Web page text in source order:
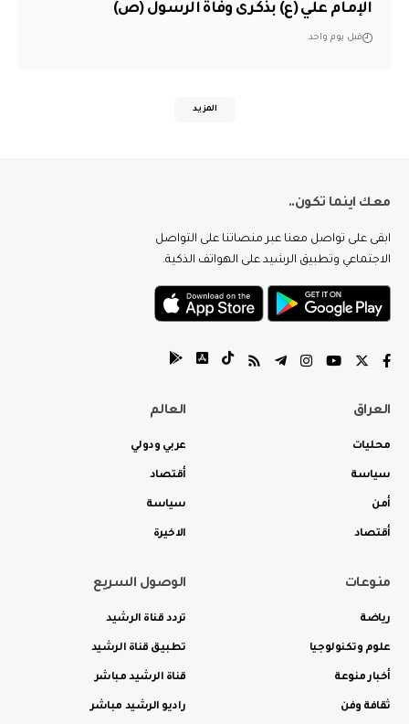
الإمام علي (ع) بذكرى وفاة الرسول (ص)
قبل يوم واحد
المزيد
معك اينما تكون..
ابقى على تواصل معنا عبر منصاتنا على التواصل
الاجتماعي وتطبيق الرشيد على الهواتف الذكية.
العراق
محليات
سياسة
أمن
أقتصاد
العالم
عربي ودولي
أقتصاد
سياسة
الاخيرة
منوعات
رياضة
علوم وتكنولوجيا
أخبار منوعة
ثقافة وفن
الوصول السريع
تردد قناة الرشيد
تطبيق قناة الرشيد
قناة الرشيد مباشر
راديو الرشيد مباشر